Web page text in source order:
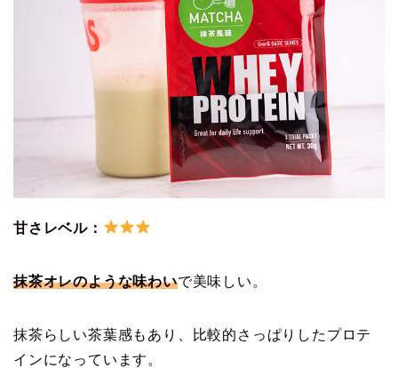
甘さレベル：
抹茶オレのような味わいで美味しい。
抹茶らしい茶葉感もあり、比較的さっぱりしたプロテ
インになっています。